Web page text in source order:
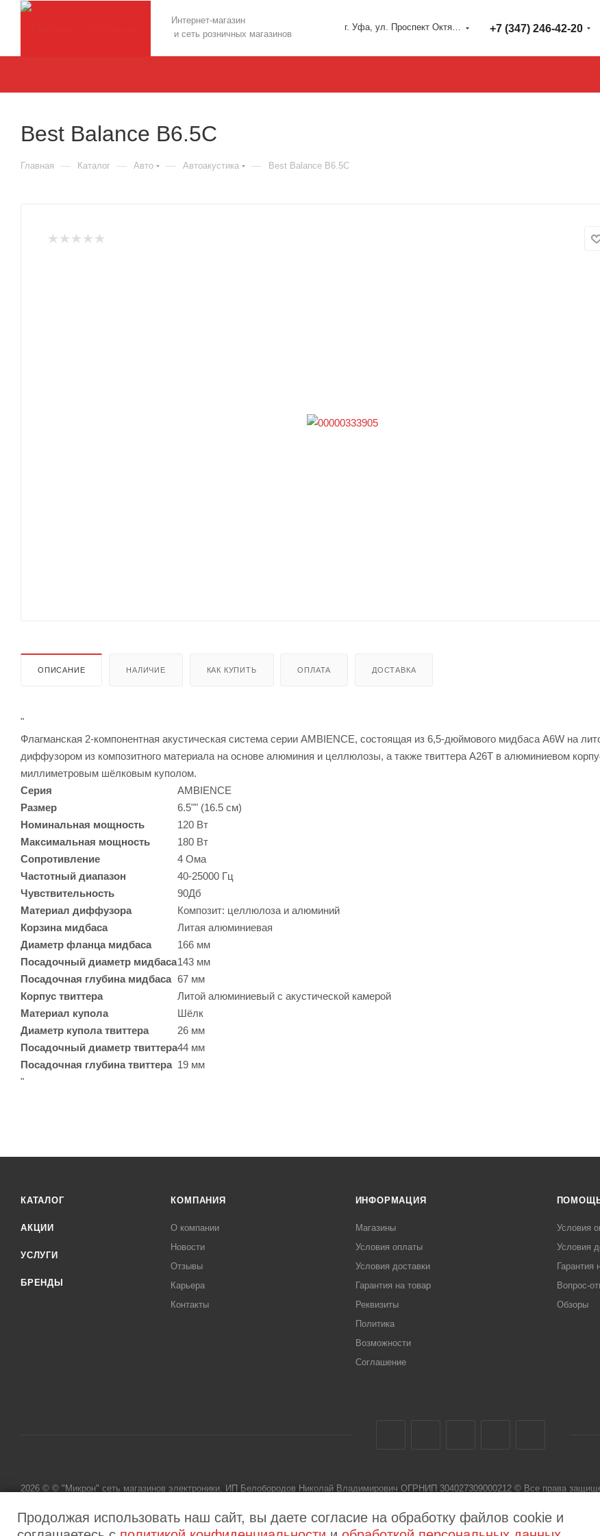
Интернет-магазин
и сеть розничных магазинов
г. Уфа, ул. Проспект Октября 127 +7 (347) 246-42-20
Best Balance B6.5C
Главная — Каталог — Авто — Автоакустика — Best Balance B6.5C
ОПИСАНИЕ НАЛИЧИЕ КАК КУПИТЬ ОПЛАТА ДОСТАВКА
"
Флагманская 2-компонентная акустическая система серии AMBIENCE, состоящая из 6,5-дюймового мидбаса A6W на
диффузором из композитного материала на основе алюминия и целлюлозы, а также твиттера A26T в алюминиевом
миллиметровым шёлковым куполом.
Серия
AMBIENCE
Размер
6.5"" (16.5 см)
Номинальная мощность
120 Вт
Максимальная мощность
180 Вт
Сопротивление
4 Ома
Частотный диапазон
40-25000 Гц
Чувствительность
90Дб
Материал диффузора
Композит: целлюлоза и алюминий
Корзина мидбаса
Литая алюминиевая
Диаметр фланца мидбаса
166 мм
Посадочный диаметр мидбаса143 мм
Посадочная глубина мидбаса 67 мм
Корпус твиттера
Литой алюминиевый с акустической камерой
Материал купола
Шёлк
Диаметр купола твиттера
26 мм
Посадочный диаметр твиттера44 мм
Посадочная глубина твиттера 19 мм
"
КАТАЛОГ
АКЦИИ
УСЛУГИ
БРЕНДЫ
КОМПАНИЯ
О компании
Новости
Отзывы
Карьера
Контакты
ИНФОРМАЦИЯ
Магазины
Условия оплаты
Условия доставки
Гарантия на товар
Реквизиты
Политика
Возможности
Соглашение
Условия
Условия
Гарантия
Вопрос-
Обзоры
2026 © © "Микрон" сеть магазинов электроники. ИП Белобородов Николай Владимирович ОГРНИП 304027309000212 © Все права
Продолжая использовать наш сайт, вы даете согласие на обработку файлов cookie и